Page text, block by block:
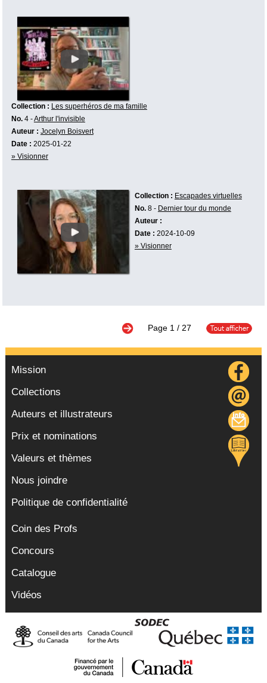
Collection : Les superhéros de ma famille
No.4 -Arthur l'invisible
Auteur : Jocelyn Boisvert
Date : 2025-01-22
» Visionner
Collection : Escapades virtuelles
No.8 - Dernier tour du monde
Auteur :
Date : 2024-10-09
» Visionner
Page 1 / 27
Mission
Collections
Auteurs et illustrateurs
Prix et nominations
Valeurs et thèmes
Nous joindre
Politique de confidentialité
Coin des Profs
Concours
Catalogue
Vidéos